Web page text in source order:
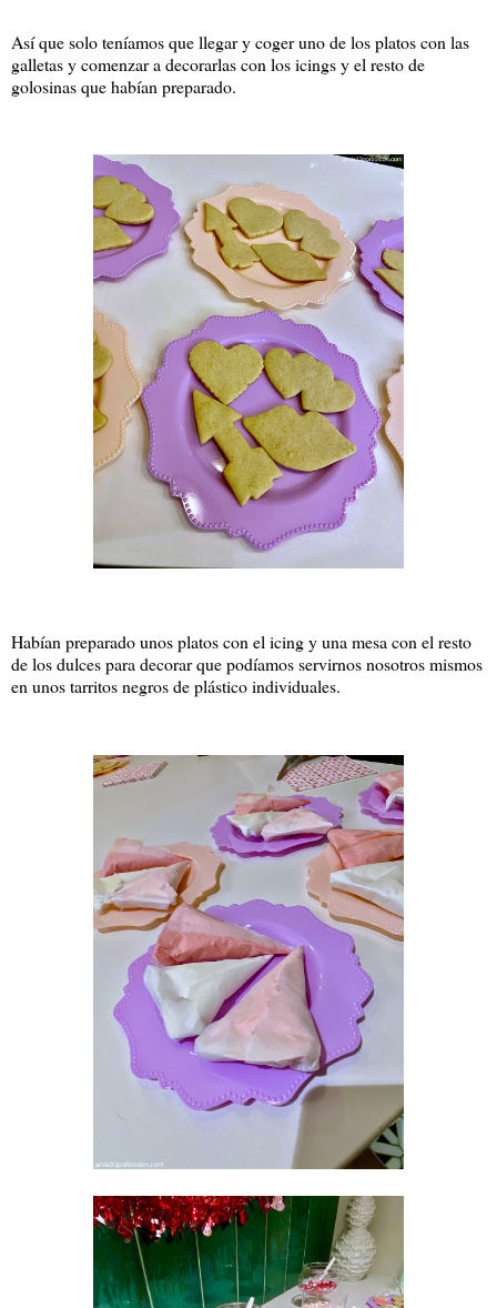
Así que solo teníamos que llegar y coger uno de los platos con las
galletas y comenzar a decorarlas con los icings y el resto de
golosinas que habían preparado.
Habían preparado unos platos con el icing y una mesa con el resto
de los dulces para decorar que podíamos servirnos nosotros mismos
en unos tarritos negros de plástico individuales.